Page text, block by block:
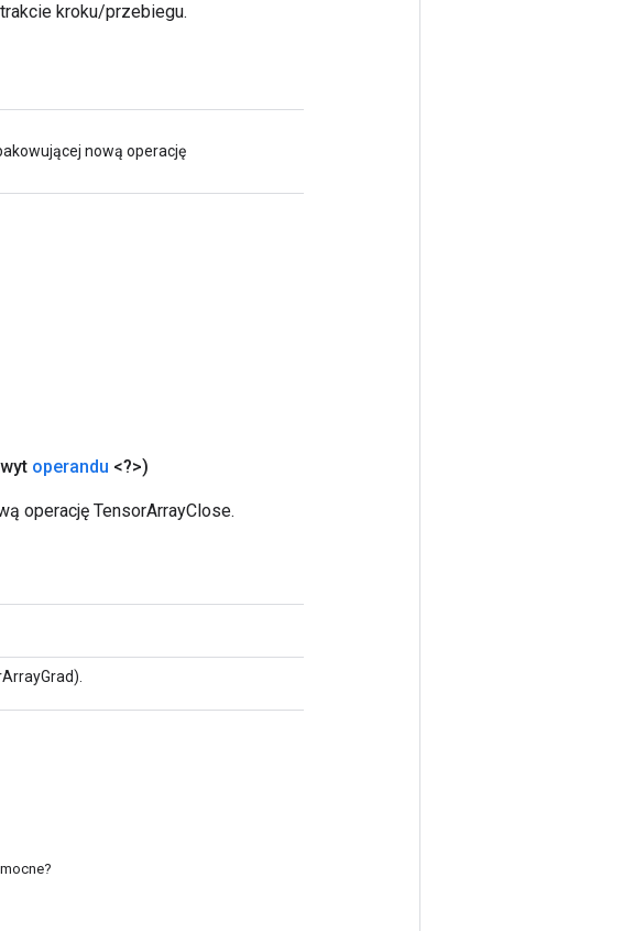
kroku/przebiegu.
nową operację
operandu <?>)
operację TensorArrayClose.